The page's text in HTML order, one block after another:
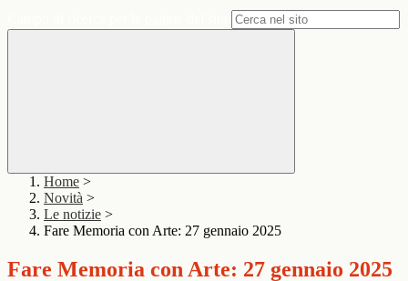
Home >
Novità >
Le notizie >
Fare Memoria con Arte: 27 gennaio 2025
Fare Memoria con Arte: 27 gennaio 2025